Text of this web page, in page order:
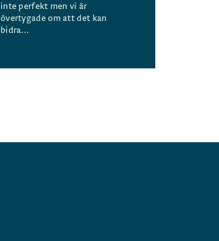
inte perfekt men vi är
övertygade om att det kan
bidra...